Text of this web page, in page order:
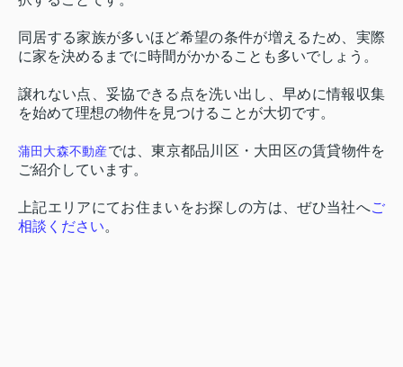
同居する家族が多いほど希望の条件が増えるため、実際
に家を決めるまでに時間がかかることも多いでしょう。
譲れない点、妥協できる点を洗い出し、早めに情報収集
を始めて理想の物件を見つけることが大切です。
蒲田大森不動産では、東京都品川区・大田区の賃貸物件を
ご紹介しています。
上記エリアにてお住まいをお探しの方は、ぜひ当社へご
相談ください。